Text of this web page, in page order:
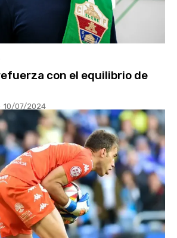
con el equilibrio de
10/07/2024